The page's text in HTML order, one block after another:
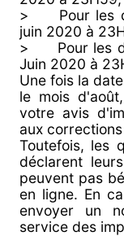
> Pour les
juin 2020 à
> Pour les
Juin 2020 à
Une fois la
le mois
votre avis
aux
Toutefois, les
déclarent
peuvent pas
en ligne. En
envoyer un
service des